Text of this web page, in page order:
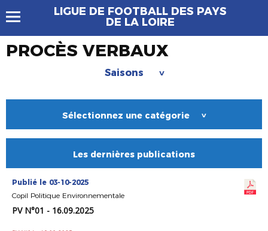
LIGUE DE FOOTBALL DES PAYS
DE LA LOIRE
PROCÈS VERBAUX
Saisons >
Sélectionnez une catégorie >
Les dernières publications
Publié le 03-10-2025
Copil Politique Environnementale
PV N°01 - 16.09.2025